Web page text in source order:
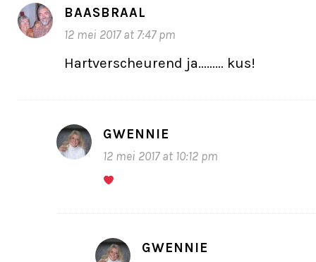
BAASBRAAL
12 mei 2017 at 7:47 pm
Hartverscheurend ja……… kus!
GWENNIE
12 mei 2017 at 10:12 pm
GWENNIE